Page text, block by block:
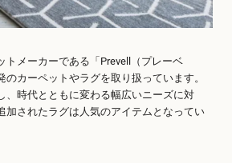
トメーカーである「Prevell（プレーベ
のカーペットやラグを取り扱っています。
、時代とともに変わる幅広いニーズに対
加されたラグは人気のアイテムとなってい